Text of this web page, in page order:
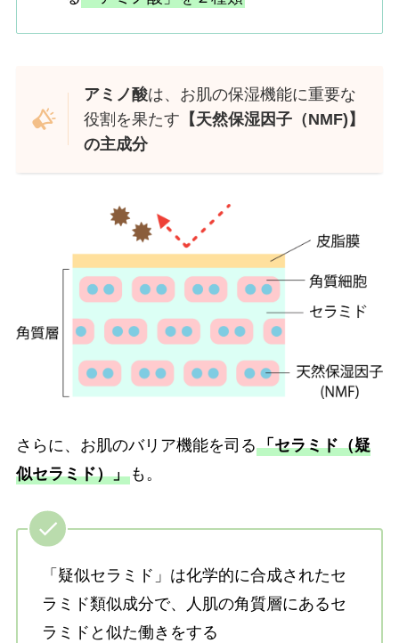
アミノ酸は、お肌の保湿機能に重要な
役割を果たす 【天然保湿因子（NMF)】
の主成分
さらに、お肌のバリア機能を司る「セラミド（疑
似セラミド）」も。
「疑似セラミド」は化学的に合成されたセ
ラミド類似成分で、人肌の角質層にあるセ
ラミドと似た働きをする